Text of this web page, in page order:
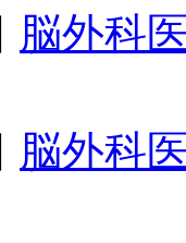
脳外科
脳外科